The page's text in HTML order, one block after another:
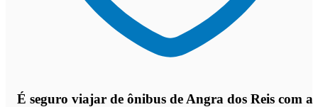
É seguro viajar de ônibus de Angra dos Reis com a